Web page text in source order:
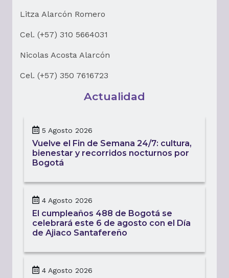
Litza Alarcón Romero
Cel. (+57) 310 5664031
Nicolas Acosta Alarcón
Cel. (+57) 350 7616723
Actualidad
5 Agosto 2026
Vuelve el Fin de Semana 24/7: cultura,
bienestar y recorridos nocturnos por
Bogotá
4 Agosto 2026
El cumpleaños 488 de Bogotá se
celebrará este 6 de agosto con el Día
de Ajiaco Santafereño
4 Agosto 2026